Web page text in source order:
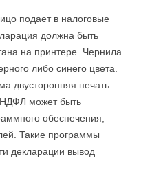
подает в налоговые
должна быть
на принтере. Чернила
либо синего цвета.
двусторонняя печать
может быть
обеспечения,
Такие программы
декларации вывод